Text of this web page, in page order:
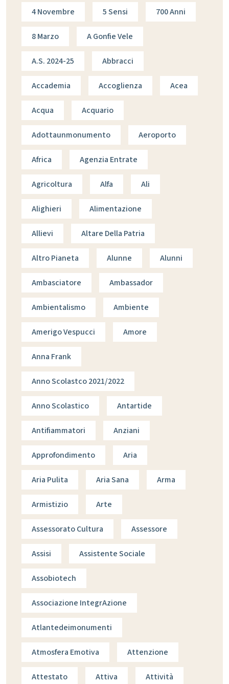
4 Novembre 5 Sensi 700 Anni
8 Marzo A Gonfie Vele
A.s. 2024-25 Abbracci
Accademia Accoglienza Acea
Acqua Acquario
Adottaunmonumento Aeroporto
Africa Agenzia Entrate
Agricoltura Alfa Ali
Alighieri Alimentazione
Allievi Altare Della Patria
Altro Pianeta Alunne Alunni
Ambasciatore Ambassador
Ambientalismo Ambiente
Amerigo Vespucci Amore
Anna Frank
Anno Scolastco 2021/2022
Anno Scolastico Antartide
Antifiammatori Anziani
Approfondimento Aria
Aria Pulita Aria Sana Arma
Armistizio Arte
Assessorato Cultura Assessore
Assisi Assistente Sociale
Assobiotech
Associazione IntegrAzione
Atlantedeimonumenti
Atmosfera Emotiva Attenzione
Attestato Attiva Attività